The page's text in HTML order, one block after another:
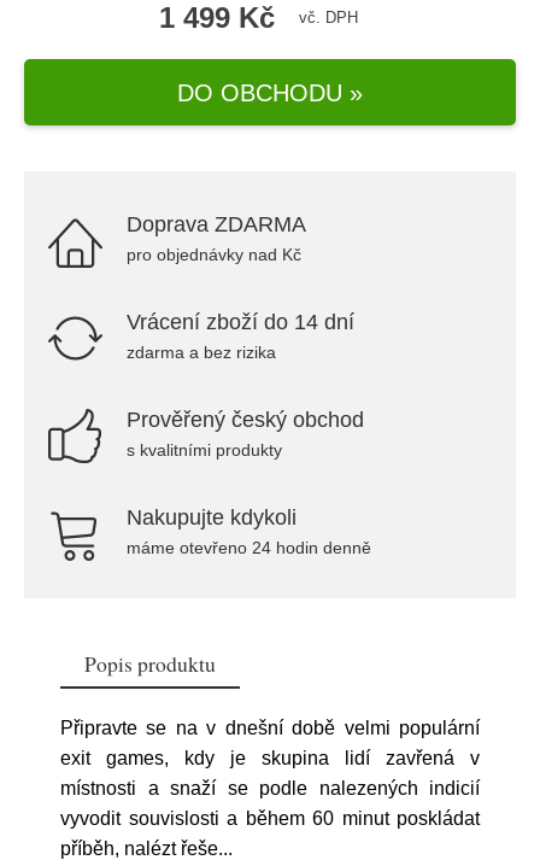
1 499 Kč vč. DPH
DO OBCHODU »
Doprava ZDARMA
pro objednávky nad Kč
Vrácení zboží do 14 dní
zdarma a bez rizika
Prověřený český obchod
s kvalitními produkty
Nakupujte kdykoli
máme otevřeno 24 hodin denně
Popis produktu
Připravte se na v dnešní době velmi populární
exit games, kdy je skupina lidí zavřená v
místnosti a snaží se podle nalezených indicií
vyvodit souvislosti a během 60 minut poskládat
příběh, nalézt řeše...